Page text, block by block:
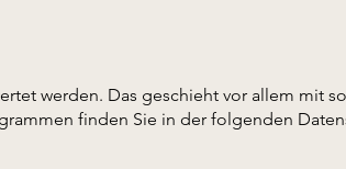
werden. Das geschieht vor allem mit
finden Sie in der folgenden